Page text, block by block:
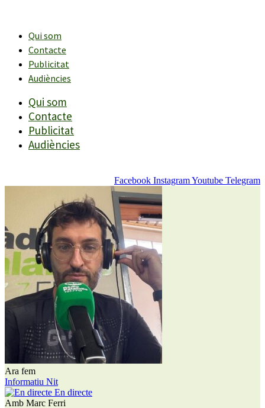
contingutQui som
Contacte
Publicitat
Audiències
Qui som
Contacte
Publicitat
Audiències
Facebook InstagramYoutube Telegram
Ara fem
Informatiu Nit
En directe
Amb Marc Ferri